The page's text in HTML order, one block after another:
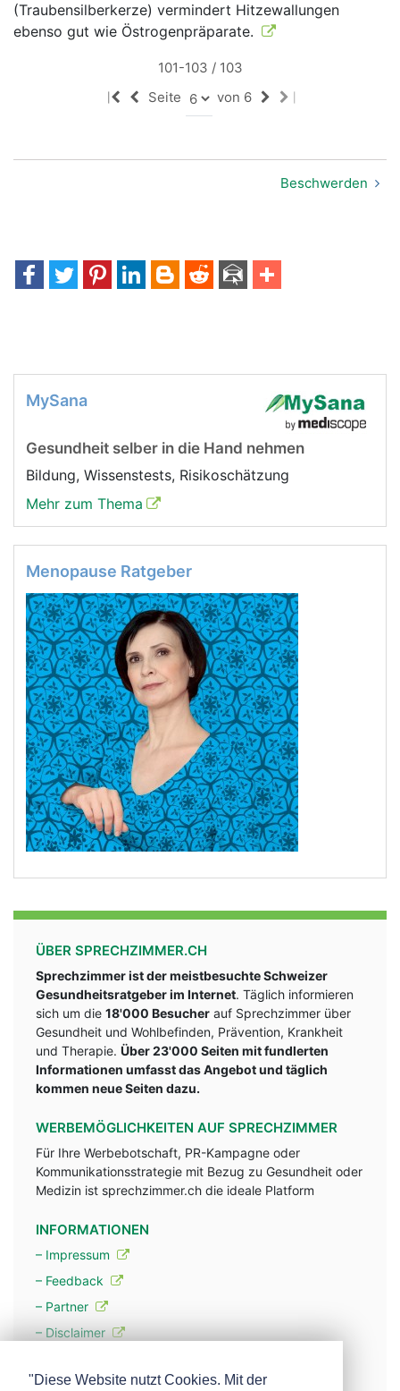
(Traubensilberkerze) vermindert Hitzewallungen
ebenso gut wie Östrogenpräparate.
101-103 / 103
Seite von 6
Beschwerden
MySana
Gesundheit selber in die Hand nehmen
Bildung, Wissenstests, Risikoschätzung
Mehr zum Thema
Menopause Ratgeber
ÜBER SPRECHZIMMER.CH
Sprechzimmer ist der meistbesuchte Schweizer
Gesundheitsratgeber im Internet. Täglich informieren
sich um die 18'000 Besucher auf Sprechzimmer über
Gesundheit und Wohlbefinden, Prävention, Krankheit
und Therapie. Über 23'000 Seiten mit fundlerten
Informationen umfasst das Angebot und täglich
kommen neue Seiten dazu.
WERBEMÖGLICHKEITEN AUF SPRECHZIMMER
Für Ihre Werbebotschaft, PR-Kampagne oder
Kommunikationsstrategie mit Bezug zu Gesundheit oder
Medizin ist sprechzimmer.ch die ideale Platform
INFORMATIONEN
– Impressum
– Feedback
– Partner
– Disclaimer
"Diese Website nutzt Cookies. Mit der